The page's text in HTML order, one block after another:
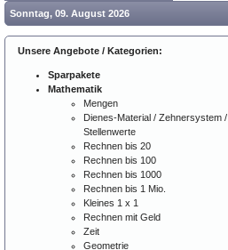
Sonntag, 09. August 2026
Unsere Angebote / Kategorien:
Sparpakete
Mathematik
Mengen
Dienes-Material / Zehnersystem /
Stellenwerte
Rechnen bis 20
Rechnen bis 100
Rechnen bis 1000
Rechnen bis 1 Mio.
Kleines 1 x 1
Rechnen mit Geld
Zeit
Geometrie